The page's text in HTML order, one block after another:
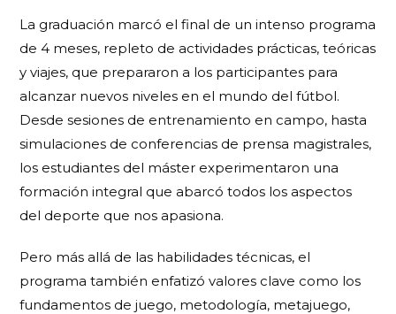
La graduación marcó el final de un intenso programa
de 4 meses, repleto de actividades prácticas, teóricas
y viajes, que prepararon a los participantes para
alcanzar nuevos niveles en el mundo del fútbol.
Desde sesiones de entrenamiento en campo, hasta
simulaciones de conferencias de prensa magistrales,
los estudiantes del máster experimentaron una
formación integral que abarcó todos los aspectos
del deporte que nos apasiona.
Pero más allá de las habilidades técnicas, el
programa también enfatizó valores clave como los
fundamentos de juego, metodología, metajuego,